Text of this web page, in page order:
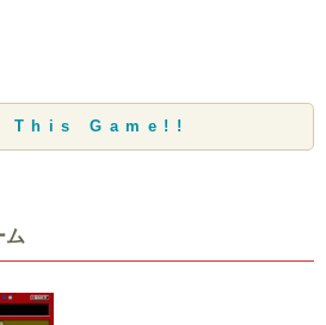
This Game!!
ム